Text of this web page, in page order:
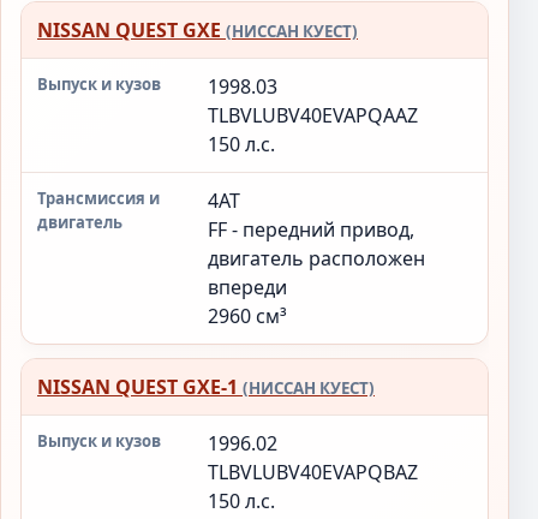
NISSAN QUEST GXE (НИССАН КУЕСТ)
1998.03
TLBVLUBV40EVAPQAAZ
150 л.с.
4AT
FF - передний привод,
двигатель расположен
впереди
2960 см³
NISSAN QUEST GXE-1 (НИССАН КУЕСТ)
1996.02
TLBVLUBV40EVAPQBAZ
150 л.с.